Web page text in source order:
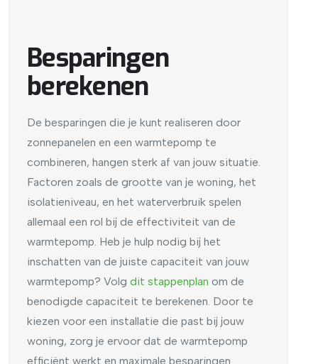
Besparingen
berekenen
De besparingen die je kunt realiseren door
zonnepanelen en een warmtepomp te
combineren, hangen sterk af van jouw situatie.
Factoren zoals de grootte van je woning, het
isolatieniveau, en het waterverbruik spelen
allemaal een rol bij de effectiviteit van de
warmtepomp. Heb je hulp nodig bij het
inschatten van de juiste capaciteit van jouw
warmtepomp? Volg dit stappenplan om de
benodigde capaciteit te berekenen. Door te
kiezen voor een installatie die past bij jouw
woning, zorg je ervoor dat de warmtepomp
efficiënt werkt en maximale besparingen